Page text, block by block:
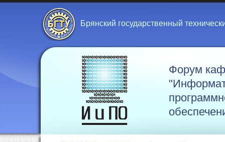
Брянский государственный
Форум